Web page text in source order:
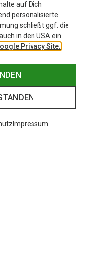
auf Dich
personalisierte
schließt ggf. die
in den USA ein.
Privacy Site.
Impressum